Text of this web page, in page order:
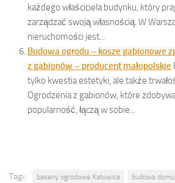
każdego właściciela budynku, który
zarządzać swoją własnością. W
nieruchomości jest...
Budowa ogrodu – kosze gabionowe
z gabionów – producent małopolskie
tylko kwestia estetyki, ale także
Ogrodzenia z gabionów, które
popularność, łączą w sobie...
Tagi: baseny ogrodowe Katowice
budowa